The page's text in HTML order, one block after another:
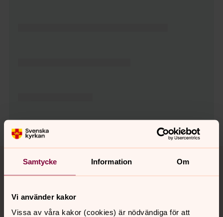
Samtycke Information Om
Vi använder kakor
Vissa av våra kakor (cookies) är nödvändiga för att
Tillbaka till toppen
Tillbaka till innehållet
Kontakt